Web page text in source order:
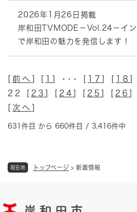
現在地 トップページ > 新着情報
2026年1月26日掲載
岸和田TVMODE－Vol.24－イ
で岸和田の魅力を発信します！
前へ 1 ] ･･･ [ 17 18
22 [ 23 24 25 26
次へ
631件目 から 660件目 / 3,416件中